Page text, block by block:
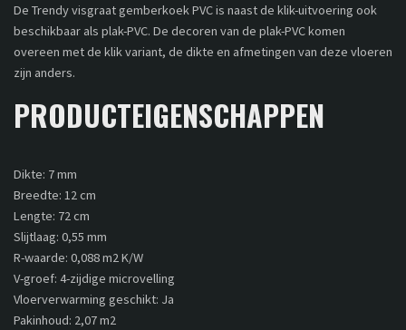
De Trendy visgraat gemberkoek PVC is naast de klik-uitvoering ook
beschikbaar als plak-PVC. De decoren van de plak-PVC komen
overeen met de klik variant, de dikte en afmetingen van deze vloeren
zijn anders.
PRODUCTEIGENSCHAPPEN
Dikte: 7 mm
Breedte: 12 cm
Lengte: 72 cm
Slijtlaag: 0,55 mm
R-waarde: 0,088 m2 K/W
V-groef: 4-zijdige microvelling
Vloerverwarming geschikt: Ja
Pakinhoud: 2,07 m2